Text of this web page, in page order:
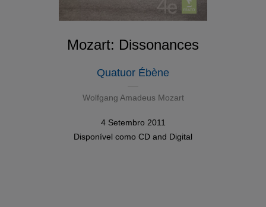
Mozart: Dissonances
Quatuor Ébène
Wolfgang Amadeus Mozart
4 Setembro 2011
Disponível como CD and Digital